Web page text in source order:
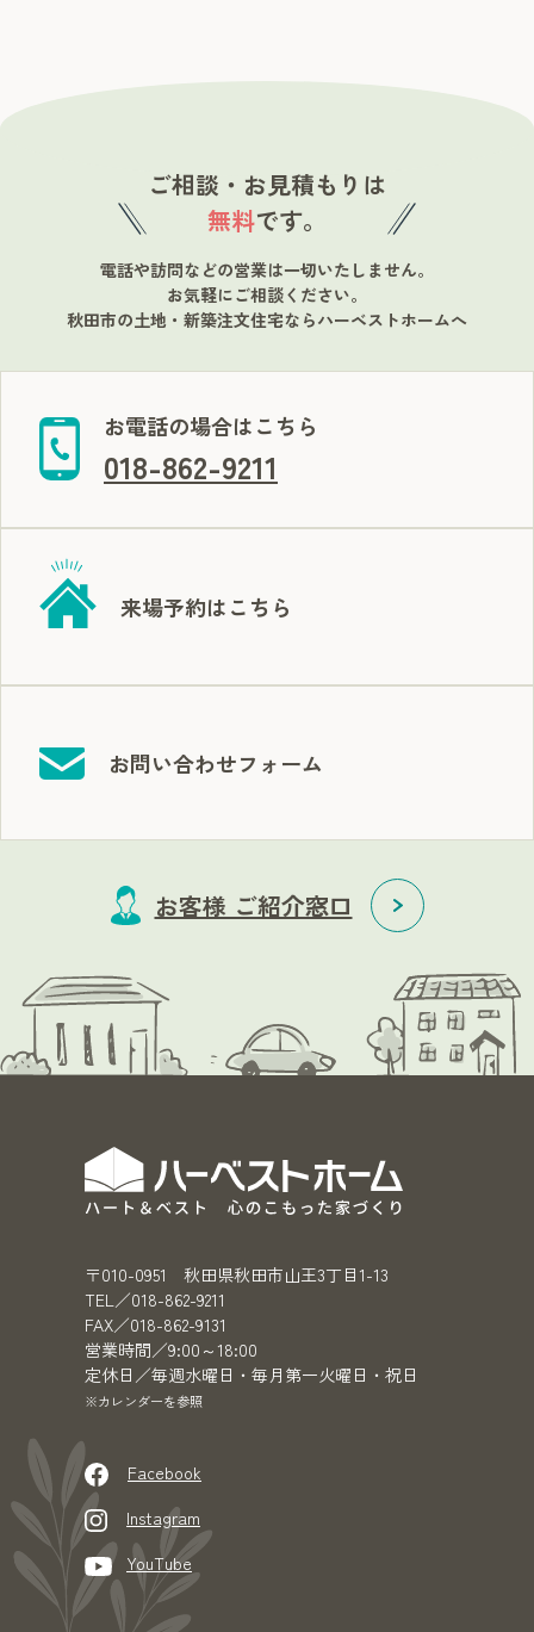
ご相談・お見積もりは
無料です。
電話や訪問などの営業は一切いたしません。
お気軽にご相談ください。
秋田市の土地・新築注文住宅ならハーベストホームへ
お電話の場合はこちら
018-862-9211
来場予約はこちら
お問い合わせフォーム
お客様 ご紹介窓口
〒010-0951 秋田県秋田市山王3丁目1-13
TEL／018-862-9211
FAX／018-862-9131
営業時間／9:00～18:00
定休日／毎週水曜日・毎月第一火曜日・祝日
※カレンダーを参照
Facebook
Instagram
YouTube